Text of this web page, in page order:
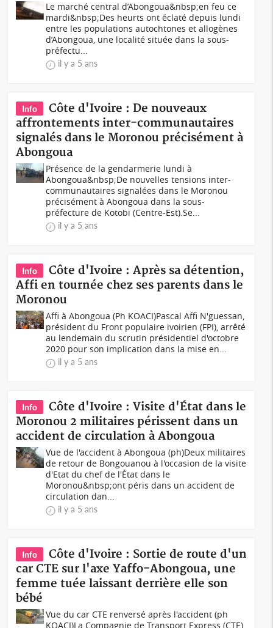
Le marché central d’Abongoua&nbsp;en feu ce
mardi&nbsp;Des heurts ont éclaté depuis lundi
entre les populations autochtones et allogènes
d’Abongoua, une localité située dans la sous-
préfectu...
il y a 5 ans
Info
Côte d'Ivoire : De nouveaux
affrontements inter-communautaires
signalés dans le Moronou précisément à
Abongoua
Présence de la gendarmerie lundi à
Abongoua&nbsp;De nouvelles tensions inter-
communautaires signalées dans le Moronou
précisément à Abongoua dans la sous-
préfecture de Kotobi (Centre-Est).Se...
il y a 5 ans
Info
Côte d'Ivoire : Après sa détention,
Affi en tournée chez ses parents dans le
Moronou
Affi à Abongoua (Ph KOACI)Pascal Affi N'guessan,
président du Front populaire ivoirien (FPI), arrêté
au lendemain du scrutin présidentiel d'octobre
2020 pour son implication dans la mise en...
il y a 5 ans
Info
Côte d'Ivoire : Visite d'État dans le
Moronou 2 militaires périssent dans un
accident de circulation à Abongoua
Vue de l'accident à Abongoua (ph)Deux militaires
de retour de Bongouanou à l'occasion de la visite
d'Etat du chef de l'État dans le
Moronou&nbsp;ont péris dans un accident de
circulation dan...
il y a 5 ans
Info
Côte d'Ivoire : Sortie de route d'un
car CTE sur l'axe Yaffo-Abongoua, une
femme tuée laissant derrière elle son
bébé
Vue du car CTE renversé après l'accident (ph
KOACI)La Compagnie de Transport Express (CTE),